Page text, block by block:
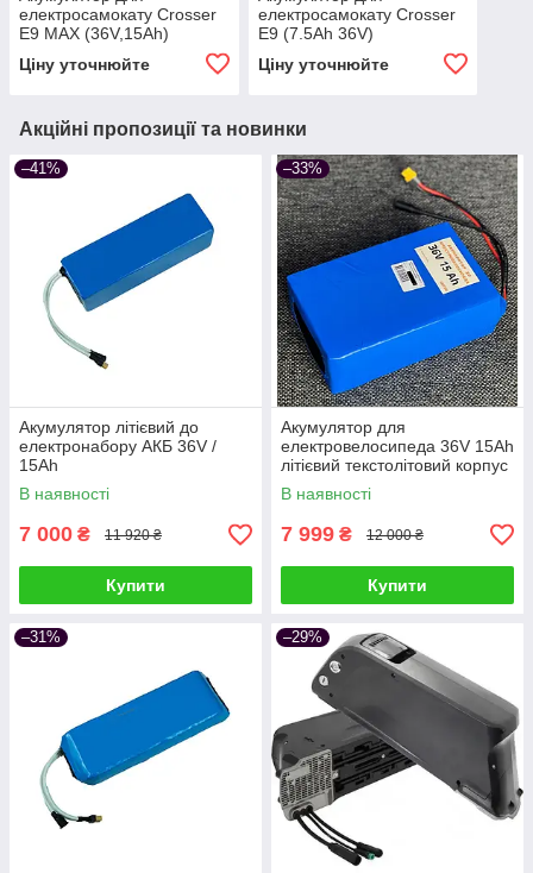
електросамокату Crosser
E9 MAX (36V,15Ah)
Ціну уточнюйте
електросамокату Crosser
Е9 (7.5Ah 36V)
Ціну уточнюйте
Акційні пропозиції та новинки
–41%
Акумулятор літієвий до
електронабору АКБ 36V /
15Ah
В наявності
7 000 ₴ 11 920 ₴
Купити
–33%
Акумулятор для
електровелосипеда 36V 15Ah
літієвий текстолітовий корпус
В наявності
7 999 ₴ 12 000 ₴
Купити
–31% –29%